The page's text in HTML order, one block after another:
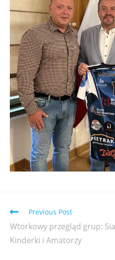
Previous Post
Wtorkowy przegląd grup:
Kinderki i Amatorzy